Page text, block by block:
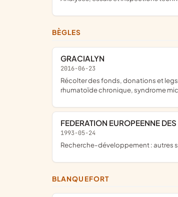
BÈGLES
GRACIALYN
2016-06-23
récolter des fonds, donations et legs en vue d'aider la recherche médicale dans divers domaines et notamment dans les domaines suivants ; causes de la polyarthrite
rhumatoïde chronique, syndrome
FEDERATION EUROPEENNE
1993-05-24
Recherche-développement : autres
BLANQUEFORT